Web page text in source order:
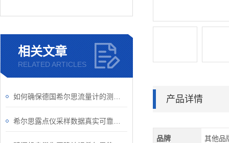
相关文章
RELATED ARTICLES
产品详情
品牌 其他品